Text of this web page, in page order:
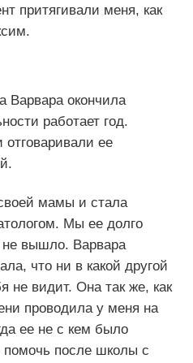
притягивали меня, как
Варвара окончила
работает год.
отговаривали ее
мамы и стала
Мы ее долго
не вышло. Варвара
что ни в какой другой
не видит. Она так же, как
проводила у меня на
ее не с кем было
после школы с